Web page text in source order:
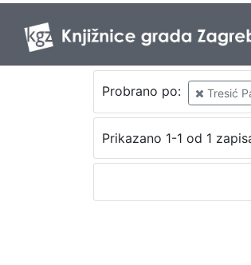
Probrano po: Tresić
Prikazano 1-1 od 1